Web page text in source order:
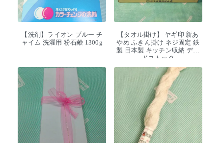
【洗剤】ライオン ブルー チ
ャイム 洗濯用 粉石鹸 1300g
【タオル掛け】 ヤギ印 新あ
やめ ふきん掛け ネジ固定 鉄
製 日本製 キッチン収納 デッ
ドストック